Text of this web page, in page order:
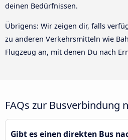
deinen Bedürfnissen.
Übrigens: Wir zeigen dir, falls
zu anderen Verkehrsmitteln wie
Flugzeug an, mit denen Du nach
FAQs zur Busverbindung
Gibt es einen direkten Bus